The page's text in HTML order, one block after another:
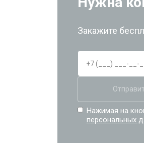
Закажите
Нажимая на
персональных